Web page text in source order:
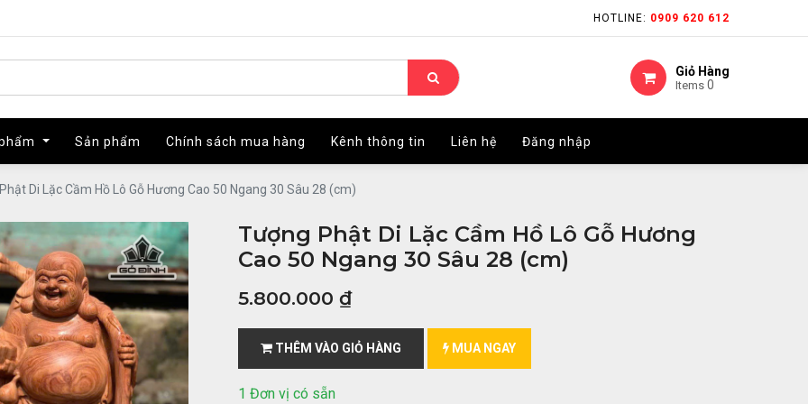
HOTLINE: 0909 620 612
Giỏ Hàng
Items 0
Sản phẩm Chính sách mua hàng Kênh thông tin Liên hệ Đăng nhập
HOTLINE: 0909 620 612
Giỏ Hàng
Items 0
Sản phẩm Chính sách mua hàng Kênh thông tin Liên hệ Đăng nhập
Di Lặc Cầm Hồ Lô Gỗ Hương Cao 50 Ngang 30 Sâu 28 (cm)
Tượng Phật Di Lặc Cầm Hồ Lô Gỗ Hương
Cao 50 Ngang 30 Sâu 28 (cm)
5.800.000 ₫
THÊM VÀO GIỎ HÀNG MUA NGAY
1 Đơn vị có sẵn